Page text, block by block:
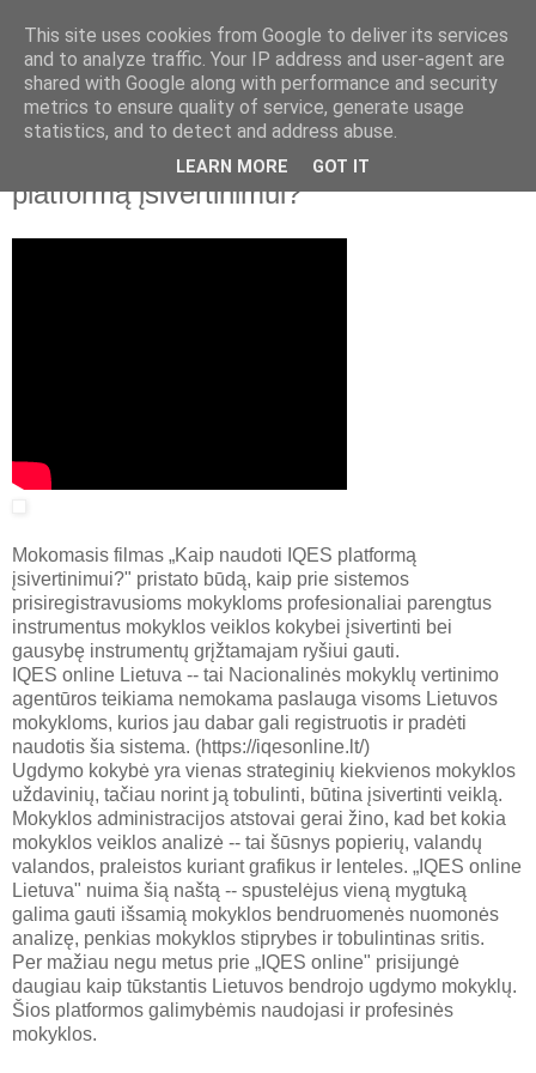
2014 m. spalio 7 d., antradienis
Mokomasis filmas „Kaip naudoti IQES
platformą įsivertinimui?“
Mokomasis filmas „Kaip naudoti IQES platformą
įsivertinimui?" pristato būdą, kaip prie sistemos
prisiregistravusioms mokykloms profesionaliai parengtus
instrumentus mokyklos veiklos kokybei įsivertinti bei
gausybę instrumentų grįžtamajam ryšiui gauti.
IQES online Lietuva -- tai Nacionalinės mokyklų vertinimo
agentūros teikiama nemokama paslauga visoms Lietuvos
mokykloms, kurios jau dabar gali registruotis ir pradėti
naudotis šia sistema. (https://iqesonline.lt/)
Ugdymo kokybė yra vienas strateginių kiekvienos mokyklos
uždavinių, tačiau norint ją tobulinti, būtina įsivertinti veiklą.
Mokyklos administracijos atstovai gerai žino, kad bet kokia
mokyklos veiklos analizė -- tai šūsnys popierių, valandų
valandos, praleistos kuriant grafikus ir lenteles. „IQES online
Lietuva" nuima šią naštą -- spustelėjus vieną mygtuką
galima gauti išsamią mokyklos bendruomenės nuomonės
analizę, penkias mokyklos stiprybes ir tobulintinas sritis.
Per mažiau negu metus prie „IQES online" prisijungė
daugiau kaip tūkstantis Lietuvos bendrojo ugdymo mokyklų.
Šios platformos galimybėmis naudojasi ir profesinės
mokyklos.
This site uses cookies from Google to deliver its services
and to analyze traffic. Your IP address and user-agent are
shared with Google along with performance and security
metrics to ensure quality of service, generate usage
statistics, and to detect and address abuse.
LEARN MORE GOT IT